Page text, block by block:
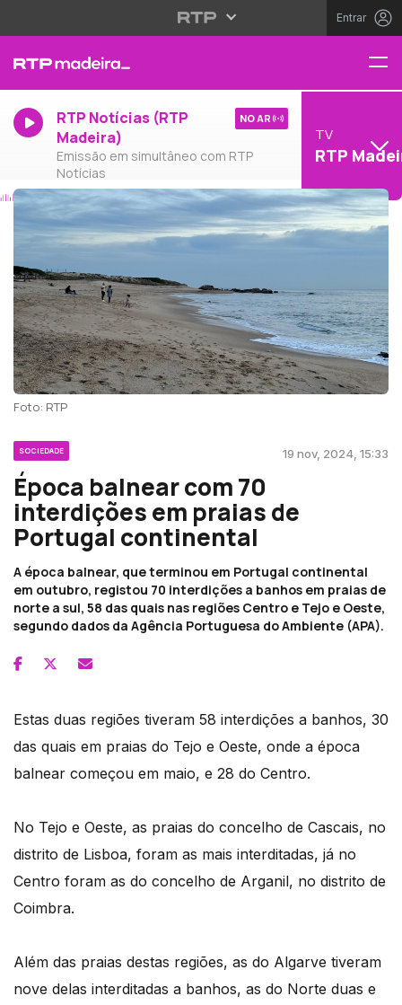
Entrar
RTP Notícias (RTP
Madeira)
Emissão em simultâneo com RTP
Notícias
NO AR
TV
RTP
Foto: RTP
SOCIEDADE 19 nov, 2024, 15:33
Época balnear com 70
interdições em praias de
Portugal continental
A época balnear, que terminou em Portugal continental
em outubro, registou 70 interdições a banhos em praias de
norte a sul, 58 das quais nas regiões Centro e Tejo e Oeste,
segundo dados da Agência Portuguesa do Ambiente (APA).
Estas duas regiões tiveram 58 interdições a banhos, 30
das quais em praias do Tejo e Oeste, onde a época
balnear começou em maio, e 28 do Centro.
No Tejo e Oeste, as praias do concelho de Cascais, no
distrito de Lisboa, foram as mais interditadas, já no
Centro foram as do concelho de Arganil, no distrito de
Coimbra.
Além das praias destas regiões, as do Algarve tiveram
nove delas interditadas a banhos, as do Norte duas e